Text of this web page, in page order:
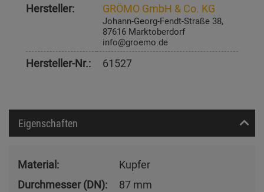
Hersteller: GRÖMO GmbH & Co. KG
Johann-Georg-Fendt-Straße 38,
87616 Marktoberdorf
info@groemo.de
Hersteller-Nr.: 61527
Eigenschaften
Material:
Kupfer
Durchmesser (DN):
87 mm